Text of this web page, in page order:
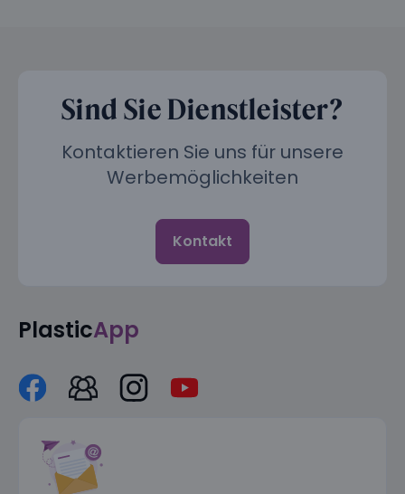
Sind Sie Dienstleister?
Kontaktieren Sie uns für unsere
Werbemöglichkeiten
Kontakt
PlasticApp